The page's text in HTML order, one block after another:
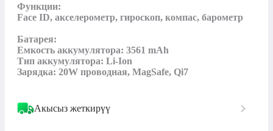
Функции:
Face ID, акселерометр, гироскоп, компас, барометр
Батарея:
Емкость аккумулятора: 3561 mAh
Тип аккумулятора: Li-Ion
Зарядка: 20W проводная, MagSafe, Qi7
Акысыз жеткирүү